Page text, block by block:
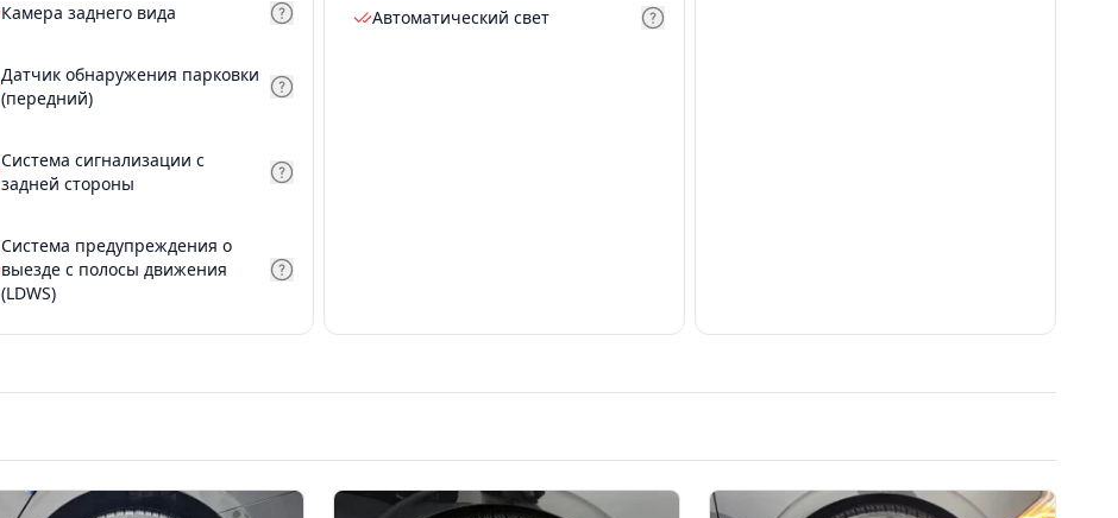
Камера заднего вида
Датчик обнаружения парковки
(передний)
Система сигнализации с
задней стороны
Система предупреждения о
выезде с полосы движения
(LDWS)
Автоматический свет